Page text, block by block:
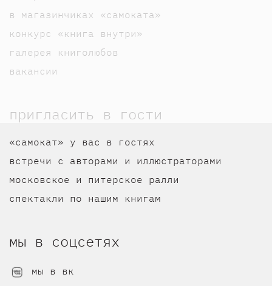
в магазинчиках «самоката»
конкурс «книга внутри»
галерея книголюбов
вакансии
пригласить в гости
«самокат» у вас в гостях
встречи с авторами и иллюстраторами
московское и питерское ралли
спектакли по нашим книгам
мы в соцсетях
мы в вк